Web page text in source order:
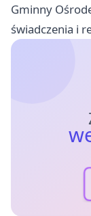
Gminny
świadczenia i